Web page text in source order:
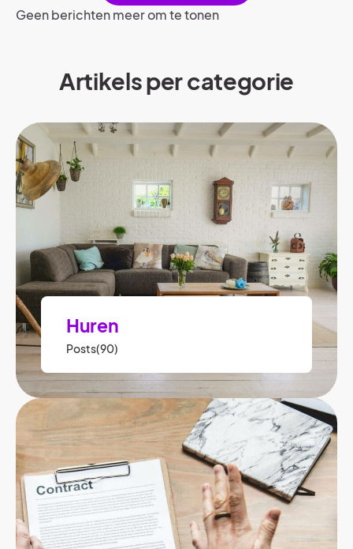
Geen berichten meer om te tonen
Artikels per categorie​
Huren
Posts(90)